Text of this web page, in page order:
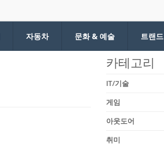
자동차 문화 & 예술 트랜드
카테고리
IT/기술
게임
아웃도어
취미